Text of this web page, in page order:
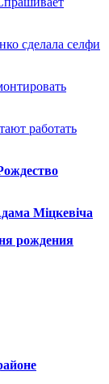
сделала селфи
работать
Міцкевіча
рождения